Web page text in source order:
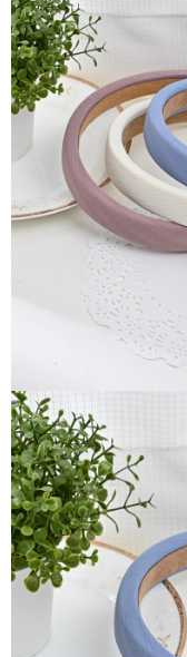
５．嚴禁一人註冊多個帳
恩沛科技股份有限公司將
每筆NT$80，滿